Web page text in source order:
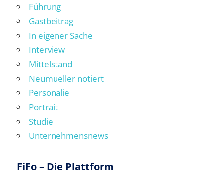
Führung
Gastbeitrag
In eigener Sache
Interview
Mittelstand
Neumueller notiert
Personalie
Portrait
Studie
Unternehmensnews
FiFo – Die Plattform